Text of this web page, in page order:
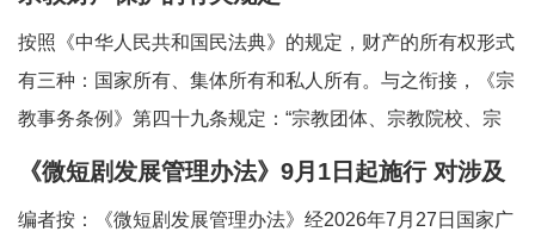
按照《中华人民共和国民法典》的规定，财产的所有权形式
有三种：国家所有、集体所有和私人所有。与之衔接，《宗
教事务条例》第四十九条规定：“宗教团体、宗教院校、宗
教活动场所对依法占有的属于国家、集体所有的财产，依照
有所有权或者其他财产权利。”对现行法律法
《微短剧发展管理办法》9月1日起施行 对涉及
编者按：《微短剧发展管理办法》经2026年7月27日国家广